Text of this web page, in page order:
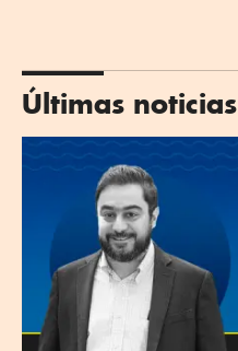
Últimas noticias